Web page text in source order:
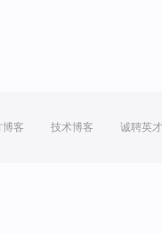
博客 技术博客 诚聘英才